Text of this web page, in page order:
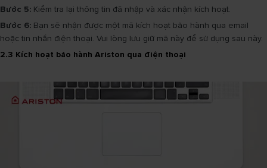
Bước 5: Kiểm tra lại thông tin đã nhập và xác nhận kích hoạt.
Bước 6: Bạn sẽ nhận được một mã kích hoạt bảo hành qua email
hoặc tin nhắn điện thoại. Vui lòng lưu giữ mã này để sử dụng sau này.
2.3 Kích hoạt bảo hành Ariston qua điện thoại